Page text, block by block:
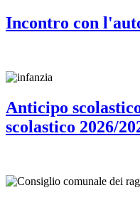
Incontro con
Anticipo
scolastico 2026/